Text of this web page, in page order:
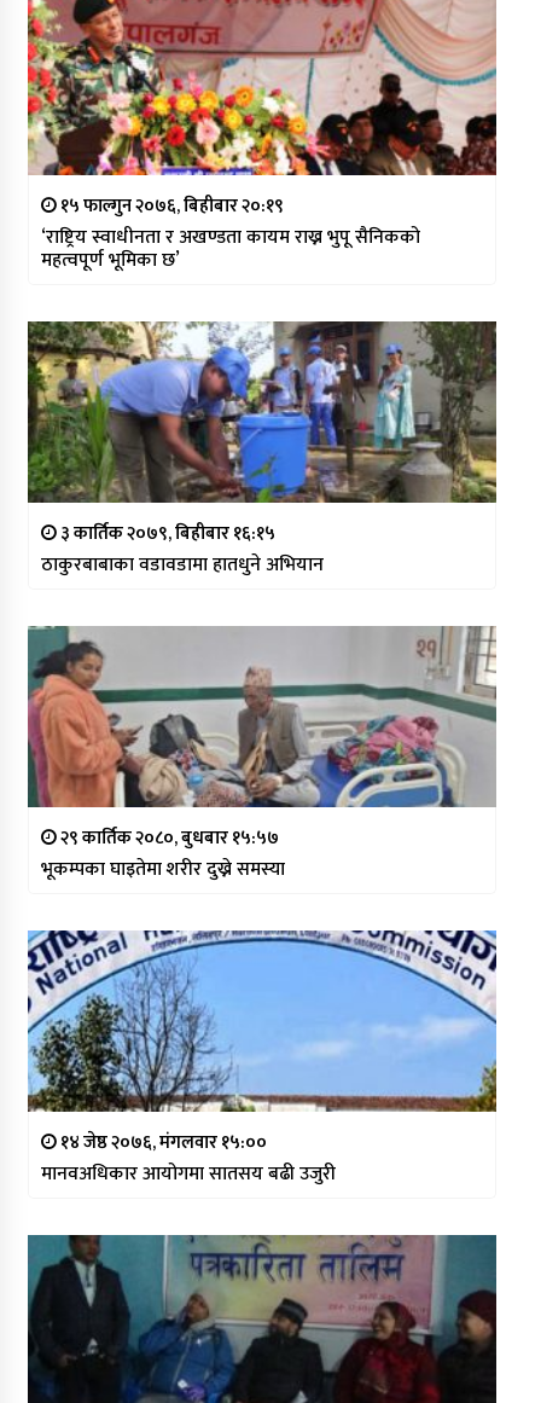
१५ फाल्गुन २०७६, बिहीबार २०:१९
‘राष्ट्रिय स्वाधीनता र अखण्डता कायम राख्न भुपू सैनिकको
महत्वपूर्ण भूमिका छ’
३ कार्तिक २०७९, बिहीबार १६:१५
ठाकुरबाबाका वडावडामा हातधुने अभियान
२९ कार्तिक २०८०, बुधबार १५:५७
भूकम्पका घाइतेमा शरीर दुख्ने समस्या
१४ जेष्ठ २०७६, मंगलवार १५:००
मानवअधिकार आयोगमा सातसय बढी उजुरी